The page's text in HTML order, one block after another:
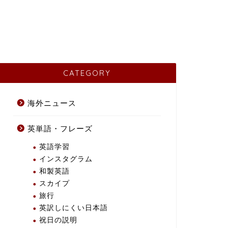
CATEGORY
海外ニュース
英単語・フレーズ
英語学習
インスタグラム
和製英語
スカイプ
旅行
英訳しにくい日本語
祝日の説明